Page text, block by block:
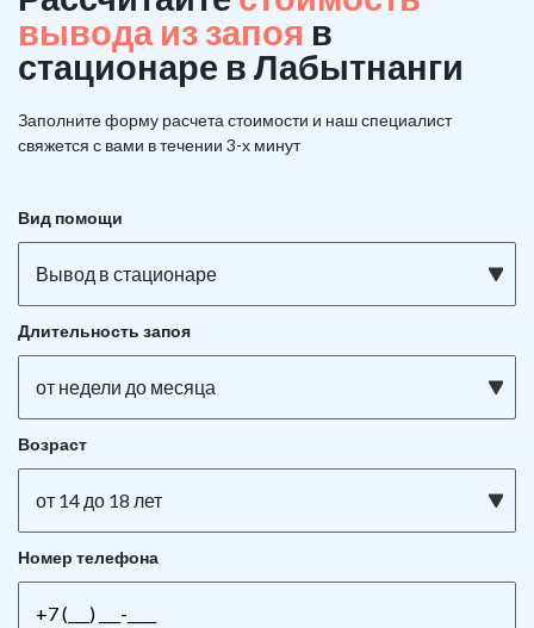
вывода из запоя в
стационаре в Лабытнанги
Заполните форму расчета стоимости и нашспециалист
свяжется с вами в течении 3-х минут
Вид помощи
Вывод в стационаре
Длительность запоя
от недели до месяца
Возраст
от 14 до 18 лет
Номер телефона